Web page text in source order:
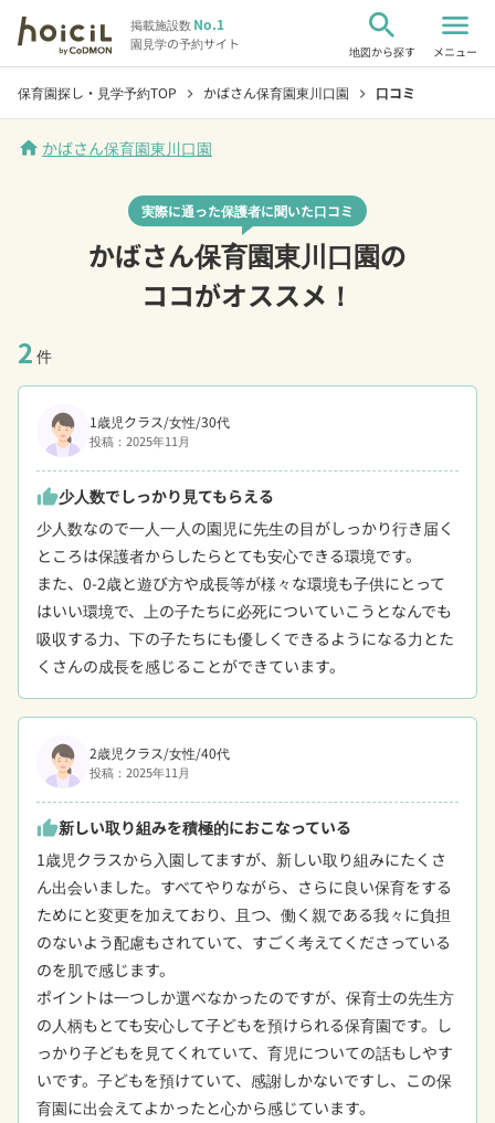
掲載施設数No.1
園見学の予約サイト
search
地図から探す
menu
メニュー
保育園探し・見学予約TOP chevron_right かばさん保育園東川口園 chevron_right 口コミ
home かばさん保育園東川口園
実際に通った保護者に聞いた口コミ
かばさん保育園東川口園の
ココがオススメ！
2 件
1歳児クラス/女性/30代
投稿：2025年11月
thumb_up少人数でしっかり見てもらえる
少人数なので一人一人の園児に先生の目がしっかり行き届く
ところは保護者からしたらとても安心できる環境です。
また、0-2歳と遊び方や成長等が様々な環境も子供にとって
はいい環境で、上の子たちに必死についていこうとなんでも
吸収する力、下の子たちにも優しくできるようになる力とた
くさんの成長を感じることができています。
2歳児クラス/女性/40代
投稿：2025年11月
thumb_up新しい取り組みを積極的におこなっている
1歳児クラスから入園してますが、新しい取り組みにたくさ
ん出会いました。すべてやりながら、さらに良い保育をする
ためにと変更を加えており、且つ、働く親である我々に負担
のないよう配慮もされていて、すごく考えてくださっている
のを肌で感じます。
ポイントは一つしか選べなかったのですが、保育士の先生方
の人柄もとても安心して子どもを預けられる保育園です。し
っかり子どもを見てくれていて、育児についての話もしやす
いです。子どもを預けていて、感謝しかないですし、この保
育園に出会えてよかったと心から感じています。